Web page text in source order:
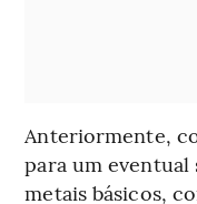
Anteriormente,
para um eventual
metais básicos,